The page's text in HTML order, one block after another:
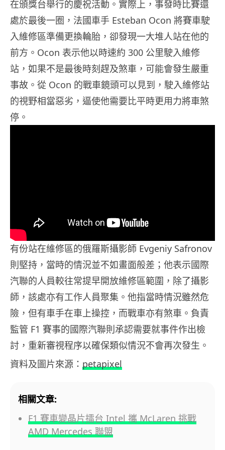
在頒獎台舉行的慶祝活動。實際上，事發時比賽還
處於最後一圈，法國車手 Esteban Ocon 將賽車駛
入維修區準備更換輪胎，卻發現一大堆人站在他的
前方。Ocon 表示他以時速約 300 公里駛入維修
站，如果不是最後時刻趕及煞車，可能會發生嚴重
事故。從 Ocon 的戰車鏡頭可以見到，駛入維修站
的視野相當惡劣，逼使他需要比平時更用力將車煞
停。
有份站在維修區的俄羅斯攝影師 Evgeniy Safronov
則堅持，當時的情況並不如畫面般差；他表示國際
汽聯的人員較往常提早開放維修區範圍，除了攝影
師，該處亦有工作人員聚集。他指當時情況雖然危
險，但有車手在車上操控，而戰車亦有煞車。負責
監管 F1 賽事的國際汽聯則承認需要就事件作出檢
討，重新審視程序以確保類似情況不會再次發生。
資料及圖片來源： petapixel
相關文章:
F1 賽車變晶片擂台 Intel 攜 McLaren 挑戰
AMD Mercedes 聯盟